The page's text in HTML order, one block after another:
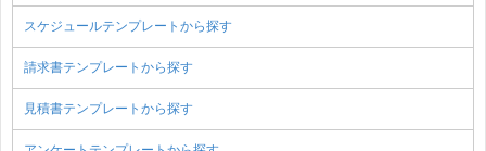
スケジュールテンプレートから探す
請求書テンプレートから探す
見積書テンプレートから探す